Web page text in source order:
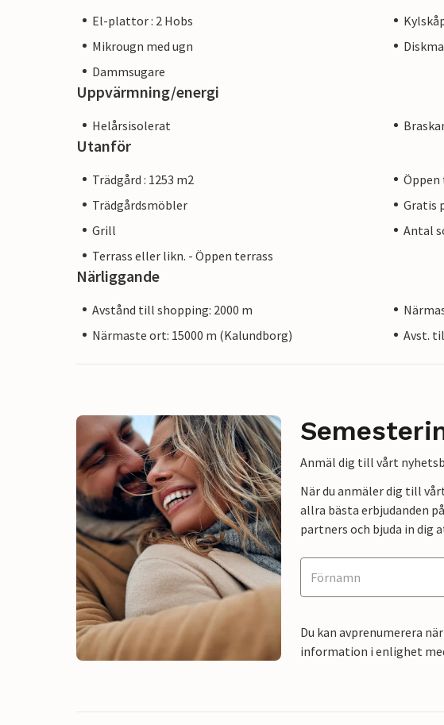
El-plattor : 2 Hobs
Mikrougn med ugn
Dammsugare
Uppvärmning/energi
Helårsisolerat
Utanför
Trädgård : 1253 m2
Trädgårdsmöbler
Gratis
Grill
Antal
Terrass eller likn. - Öppen terrass
Närliggande
Avstånd till shopping: 2000 m
Närmaste ort: 15000 m (Kalundborg)
Avst.
Anmäl dig till vårt
När du anmäler dig till
allra bästa erbjudanden
partners och bjuda in dig
Du kan avprenumerera
information i enlighet